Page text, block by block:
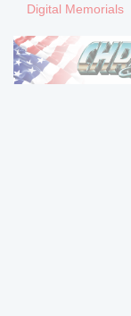
Digital Memorials